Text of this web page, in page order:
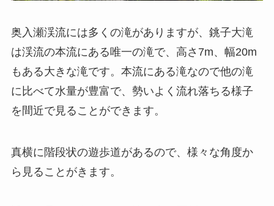
奥入瀬渓流には多くの滝がありますが、銚子大滝
は渓流の本流にある唯一の滝で、高さ7m、幅20m
もある大きな滝です。本流にある滝なので他の滝
に比べて水量が豊富で、勢いよく流れ落ちる様子
を間近で見ることができます。
真横に階段状の遊歩道があるので、様々な角度か
ら見ることがきます。